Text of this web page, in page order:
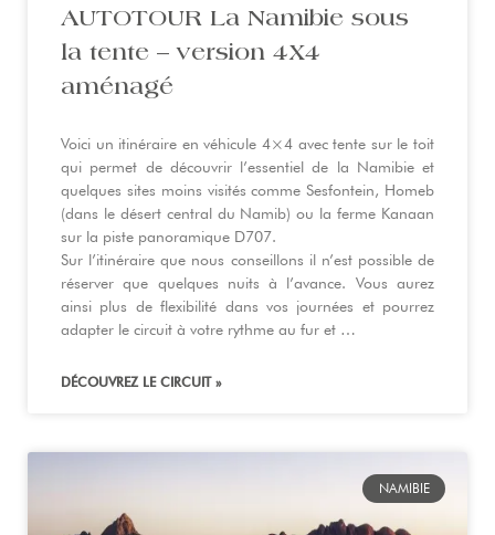
AUTOTOUR La Namibie sous
la tente – version 4X4
aménagé
Voici un itinéraire en véhicule 4×4 avec tente sur le toit
qui permet de découvrir l’essentiel de la Namibie et
quelques sites moins visités comme Sesfontein, Homeb
(dans le désert central du Namib) ou la ferme Kanaan
sur la piste panoramique D707.
Sur l’itinéraire que nous conseillons il n’est possible de
réserver que quelques nuits à l’avance. Vous aurez
ainsi plus de flexibilité dans vos journées et pourrez
adapter le circuit à votre rythme au fur et …
DÉCOUVREZ LE CIRCUIT »
NAMIBIE